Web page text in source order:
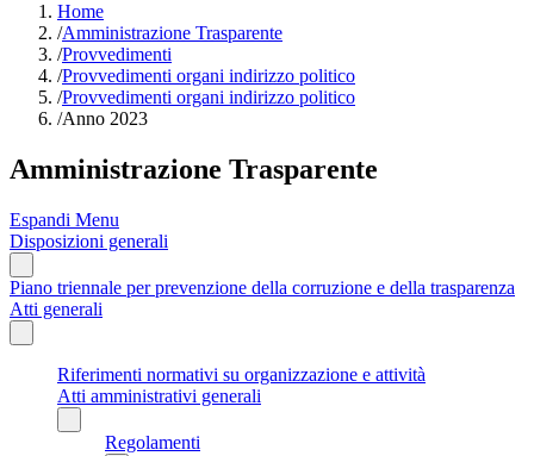
Home
/Amministrazione Trasparente
/Provvedimenti
/Provvedimenti organi indirizzo politico
/Provvedimenti organi indirizzo politico
/Anno 2023
Amministrazione Trasparente
Espandi Menu
Disposizioni generali
Piano triennale per prevenzione della corruzione e della trasparenza
Atti generali
Riferimenti normativi su organizzazione e attività
Atti amministrativi generali
Regolamenti